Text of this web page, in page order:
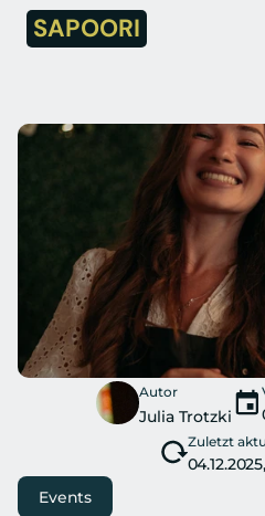
SAPOORI
Autor
Julia Trotzki
Zuletzt
Events